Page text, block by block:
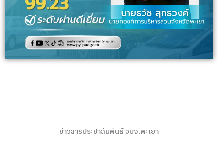
ข่าวสารประชาสัมพันธ์ อบจ.พะเยา